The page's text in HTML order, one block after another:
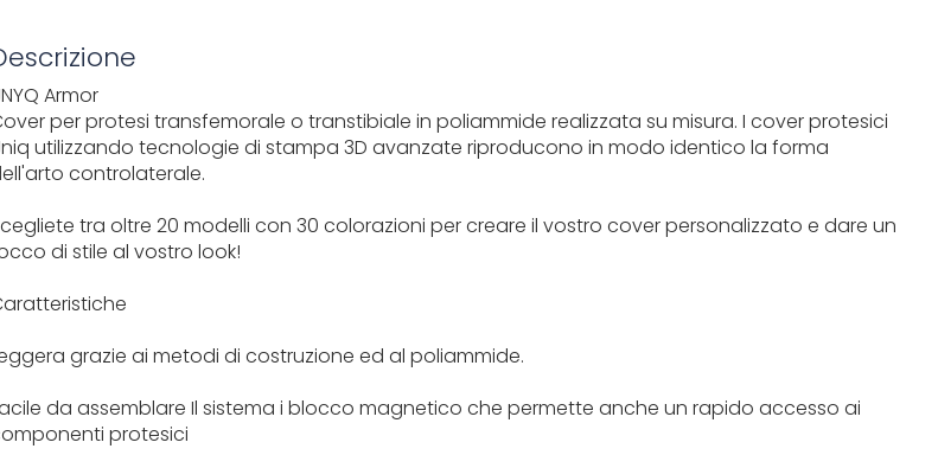
Armor
per protesi transfemorale o transtibiale in poliammide realizzata su misura. I cover protesici
utilizzando tecnologie di stampa 3D avanzate riproducono in modo identico la forma
controlaterale.
tra oltre 20 modelli con 30 colorazioni per creare il vostro cover personalizzato e dare un
di stile al vostro look!
grazie ai metodi di costruzione ed al poliammide.
da assemblare Il sistema i blocco magnetico che permette anche un rapido accesso ai
protesici